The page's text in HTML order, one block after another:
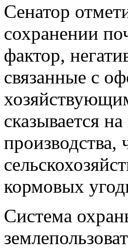
Сенатор
сохранении
фактор,
связанные с
сказывается
производства,
кормовых
Система